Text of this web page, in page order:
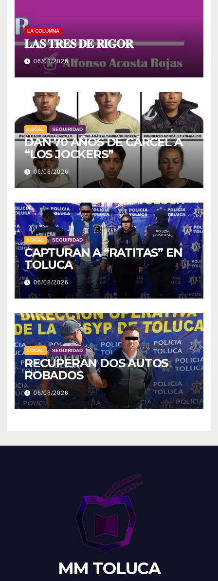
LA COLUMNA
𝐋𝐀𝐒 𝐓𝐑𝐄𝐒 𝐃𝐄 𝐑𝐈𝐆𝐎𝐑
06/08/2026
LOCAL SEGUIRIDAD
DAN 70 AÑOS DE CÁRCEL A
“LOS JOCKERS”
06/08/2026
LOCAL SEGUIRIDAD
CAPTURAN A “RATITAS” EN
TOLUCA
06/08/2026
LOCAL SEGUIRIDAD
RECUPERAN DOS AUTOS
ROBADOS
06/08/2026
MM TOLUCA